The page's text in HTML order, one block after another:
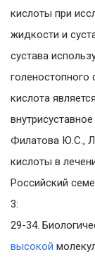
кислоты при
жидкости и
сустава
голеностопного
кислота
Филатова Ю.С.,
кислоты в
Российский
3:
29-34.
высокой